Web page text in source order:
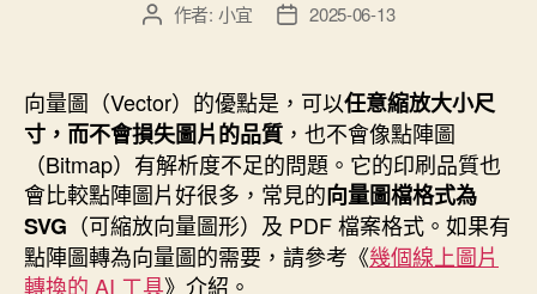
復
台”
文
者
作者: 小宜
文
佈
期
2025-06-13
向量圖（Vector）的優點是，可以任意縮放大小尺
寸，而不會損失圖片的品質 ，也不會像點陣圖
（Bitmap）有解析度不足的問題。它的印刷品質也
會比較點陣圖片好很多，常見的向量圖檔格式為
SVG （可縮放向量圖形）及 PDF 檔案格式。如果有
點陣圖轉為向量圖的需要，請參考《幾個線上圖片
轉換的 AI 工具》介紹。